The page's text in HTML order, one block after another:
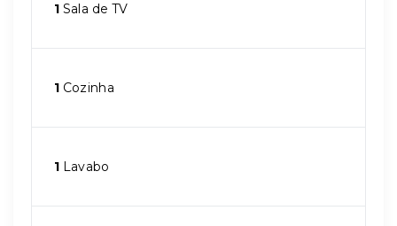
1 Sala de TV
1 Cozinha
1 Lavabo